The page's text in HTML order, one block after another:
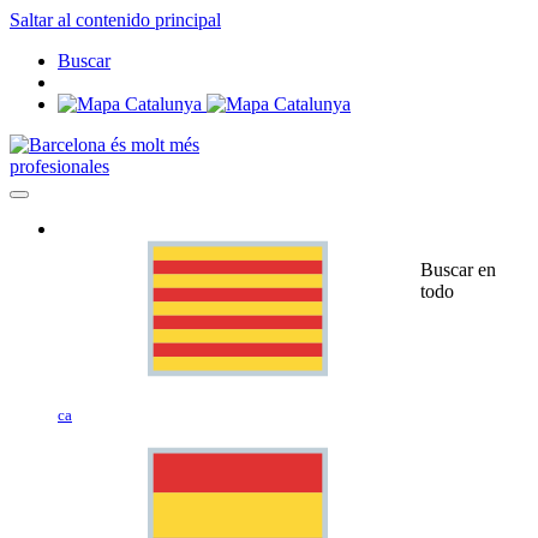
Saltar al contenido principal
Buscar
profesionales
ca
Buscar en
todo